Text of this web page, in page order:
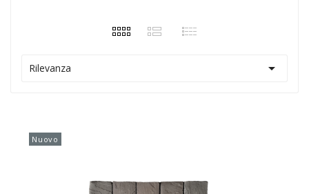
Rilevanza 
Nuovo